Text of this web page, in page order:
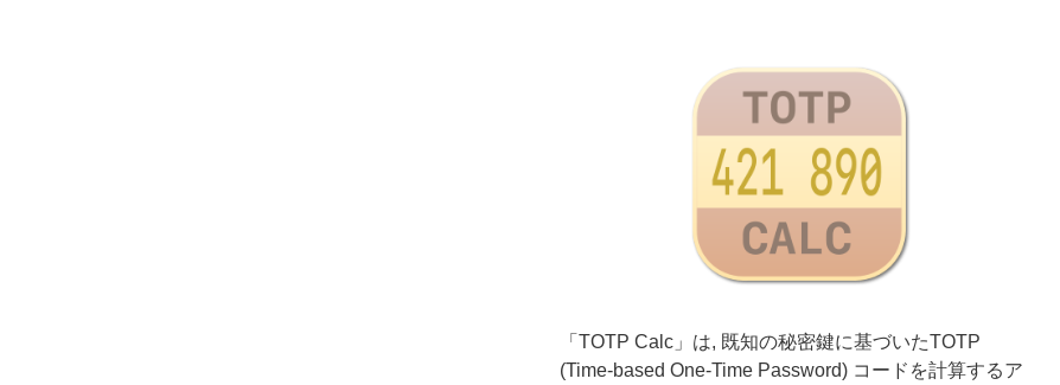
「TOTP Calc」は, 既知の秘密鍵に基づいたTOTP
(Time-based One-Time Password) コードを計算するア